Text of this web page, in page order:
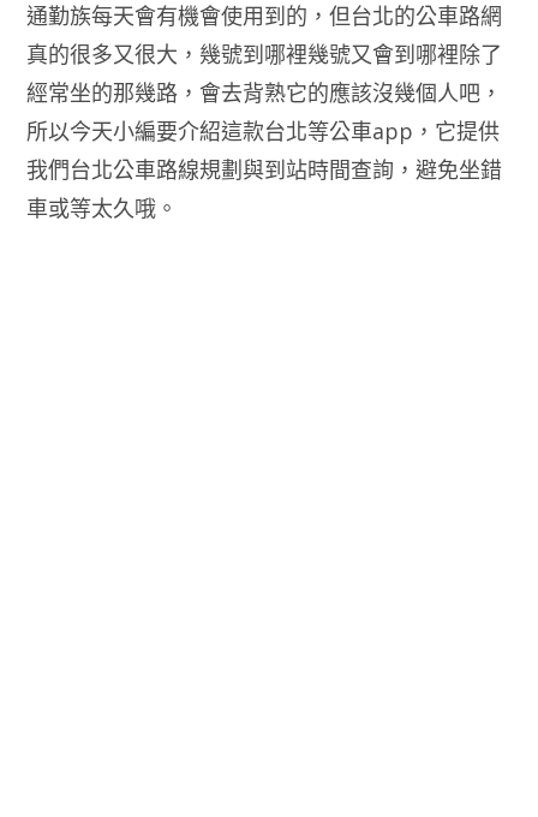
通勤族每天會有機會使用到的，但台北的公車路網
真的很多又很大，幾號到哪裡幾號又會到哪裡除了
經常坐的那幾路，會去背熟它的應該沒幾個人吧，
所以今天小編要介紹這款台北等公車app，它提供
我們台北公車路線規劃與到站時間查詢，避免坐錯
車或等太久哦。